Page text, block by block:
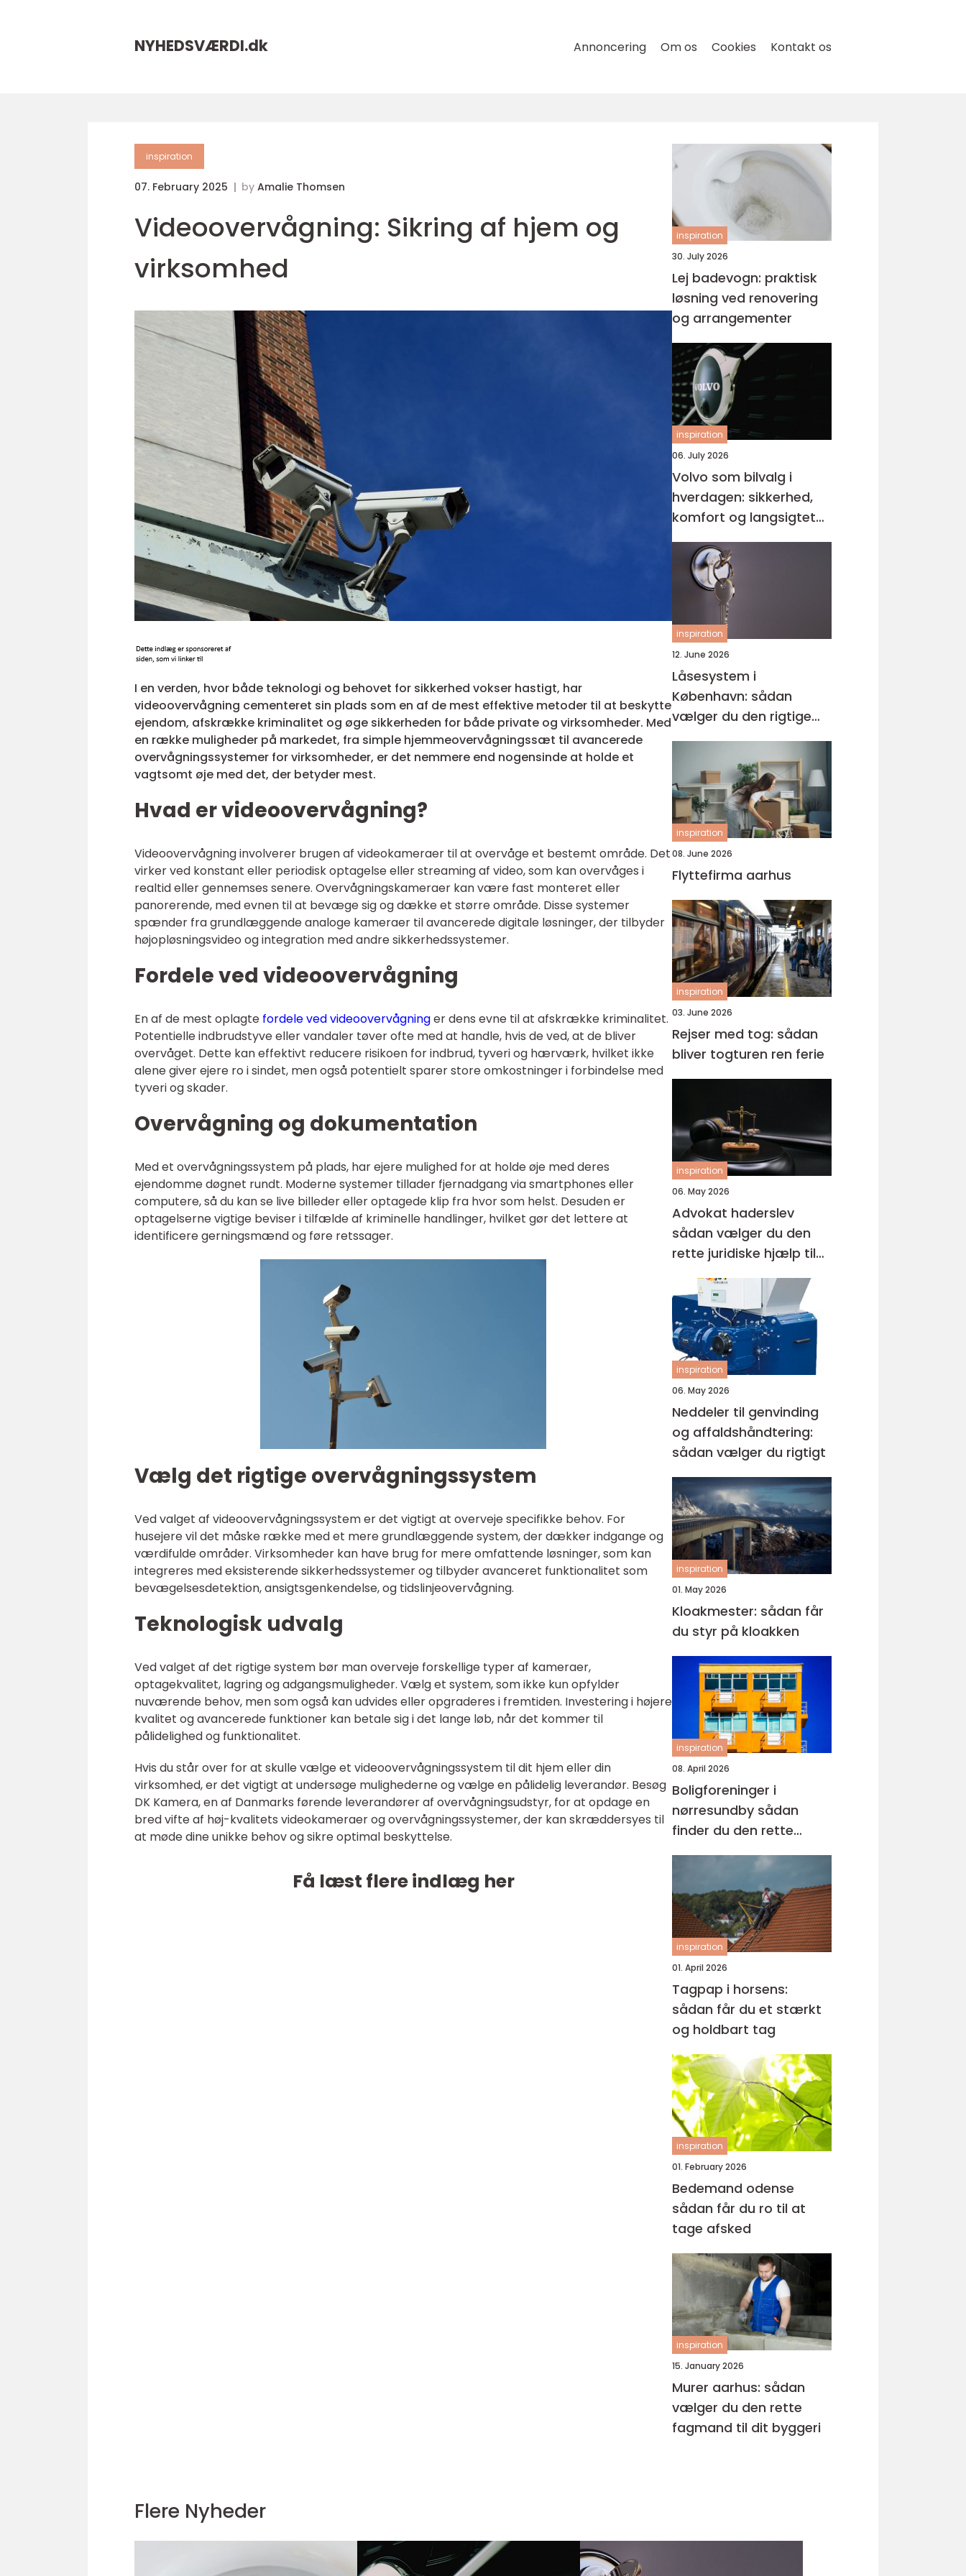
NYHEDSVÆRDI.dk Annoncering Om os Cookies Kontakt os
inspiration
07. February 2025 by Amalie Thomsen
Videoovervågning: Sikring af hjem og
virksomhed
I en verden, hvor både teknologi og behovet for sikkerhed vokser hastigt, har
videoovervågning cementeret sin plads som en af de mest effektive metoder til at beskytte
ejendom, afskrække kriminalitet og øge sikkerheden for både private og virksomheder. Med
en række muligheder på markedet, fra simple hjemmeovervågningssæt til avancerede
overvågningssystemer for virksomheder, er det nemmere end nogensinde at holde et
vagtsomt øje med det, der betyder mest.
Hvad er videoovervågning?
Videoovervågning involverer brugen af videokameraer til at overvåge et bestemt område. Det
virker ved konstant eller periodisk optagelse eller streaming af video, som kan overvåges i
realtid eller gennemses senere. Overvågningskameraer kan være fast monteret eller
panorerende, med evnen til at bevæge sig og dække et større område. Disse systemer
spænder fra grundlæggende analoge kameraer til avancerede digitale løsninger, der tilbyder
højopløsningsvideo og integration med andre sikkerhedssystemer.
Fordele ved videoovervågning
En af de mest oplagte fordele ved videoovervågninger dens evne til at afskrække kriminalitet.
Potentielle indbrudstyve eller vandaler tøver ofte med at handle, hvis de ved, at de bliver
overvåget. Dette kan effektivt reducere risikoen for indbrud, tyveri og hærværk, hvilket ikke
alene giver ejere ro i sindet, men også potentielt sparer store omkostninger i forbindelse med
tyveri og skader.
Overvågning og dokumentation
Med et overvågningssystem på plads, har ejere mulighed for at holde øje med deres
ejendomme døgnet rundt. Moderne systemer tillader fjernadgang via smartphones eller
computere, så du kan se live billeder eller optagede klip fra hvor som helst. Desuden er
optagelserne vigtige beviser i tilfælde af kriminelle handlinger, hvilket gør det lettere at
identificere gerningsmænd og føre retssager.
Vælg det rigtige overvågningssystem
Ved valget af videoovervågningssystem er det vigtigt at overveje specifikke behov. For
husejere vil det måske række med et mere grundlæggende system, der dækker indgange og
værdifulde områder. Virksomheder kan have brug for mere omfattende løsninger, som kan
integreres med eksisterende sikkerhedssystemer og tilbyder avanceret funktionalitet som
bevægelsesdetektion, ansigtsgenkendelse, og tidslinjeovervågning.
Teknologisk udvalg
Ved valget af det rigtige system bør man overveje forskellige typer af kameraer,
optagekvalitet, lagring og adgangsmuligheder. Vælg et system, som ikke kun opfylder
nuværende behov, men som også kan udvides eller opgraderes i fremtiden. Investering i højere
kvalitet og avancerede funktioner kan betale sig i det lange løb, når det kommer til
pålidelighed og funktionalitet.
Hvis du står over for at skulle vælge et videoovervågningssystem til dit hjem eller din
virksomhed, er det vigtigt at undersøge mulighederne og vælge en pålidelig leverandør. Besøg
DK Kamera, en af Danmarks førende leverandører af overvågningsudstyr, for at opdage en
bred vifte af høj-kvalitets videokameraer og overvågningssystemer, der kan skræddersyes til
at møde dine unikke behov og sikre optimal beskyttelse.
Få læst flere indlæg her
inspiration
30. July 2026
Lej badevogn: praktisk
løsning ved renovering
og arrangementer
inspiration
06. July 2026
Volvo som bilvalg i
hverdagen: sikkerhed,
komfort og langsigtet
værdi
inspiration
12. June 2026
Låsesystem i
København: sådan
vælger du den rigtige
løsning
inspiration
08. June 2026
Flyttefirma aarhus
inspiration
03. June 2026
Rejser med tog: sådan
bliver togturen ren ferie
inspiration
06. May 2026
Advokat haderslev
sådan vælger du den
rette juridiske hjælp til
familien
inspiration
06. May 2026
Neddeler til genvinding
og affaldshåndtering:
sådan vælger du rigtigt
inspiration
01. May 2026
Kloakmester: sådan får
du styr på kloakken
inspiration
08. April 2026
Boligforeninger i
nørresundby sådan
finder du den rette
lejebolig
inspiration
01. April 2026
Tagpap i horsens:
sådan får du et stærkt
og holdbart tag
inspiration
01. February 2026
Bedemand odense
sådan får du ro til at
tage afsked
inspiration
15. January 2026
Murer aarhus: sådan
vælger du den rette
fagmand til dit byggeri
Flere Nyheder